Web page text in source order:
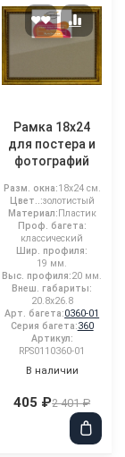
Рамка 18x24
для постера и
фотографий
Разм. окна:18x24 см.
Цвет..:золотистый
Материал: Пластик
Проф. багета:
классический
Шир. профиля:
19 мм.
Выс. профиля:20 мм.
Внеш. габариты:
20.8x26.8
Арт. багета:0360-01
Серия багета:360
Артикул:
RPS0110360-01
В наличии
405 ₽2 401 ₽